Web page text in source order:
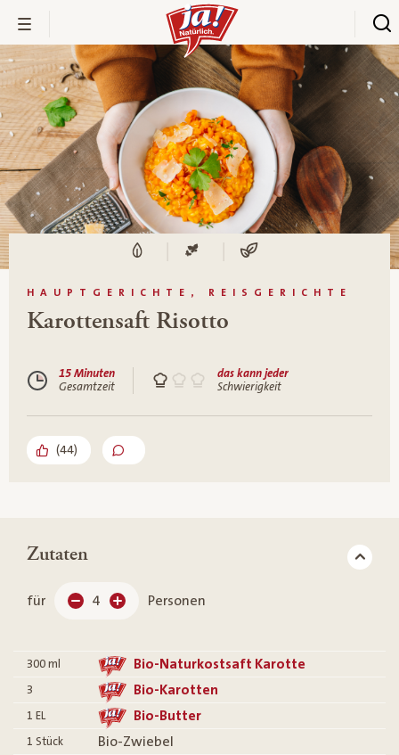
HAUPTGERICHTE, REISGERICHTE
Karottensaft Risotto
15 Minuten
Gesamtzeit
das kann jeder
Schwierigkeit
(44)
Zutaten
für 4 Personen
300 ml Bio-Naturkostsaft Karotte
3 Bio-Karotten
1 EL Bio-Butter
1 Stück Bio-Zwiebel